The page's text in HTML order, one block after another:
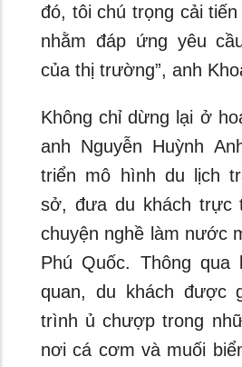
đó, tôi chú trọng cải
nhằm đáp ứng yêu
của thị trường”, anh
Không chỉ dừng lại ở
anh Nguyễn Huỳnh
triển mô hình du lịch
sở, đưa du khách trực
chuyện nghề làm nước
Phú Quốc. Thông qua
quan, du khách được
trình ủ chượp trong
nơi cá cơm và muối